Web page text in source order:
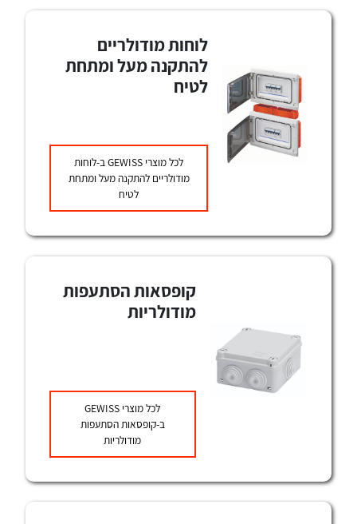
לכל מוצרי היצרן לכל מוצרי היצרן
לוחות מודולריים
להתקנה מעל ומתחת
לטיח
לכל מוצריGEWISSב-לוחות
מודולריים להתקנה מעל ומתחת
לטיח
קופסאות הסתעפות
מודולריות
לכל מוצריGEWISS
ב-קופסאות הסתעפות
מודולריות